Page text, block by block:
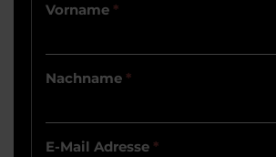
Vorname *
Nachname *
E-Mail Adresse *